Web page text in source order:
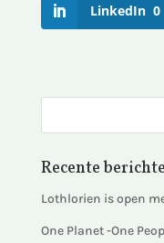
LinkedIn 0
Recente
Lothlorien is open
One Planet -One